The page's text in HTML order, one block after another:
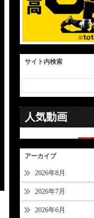
サイト内検索
人気動画
アーカイブ
2026年8月
2026年7月
2026年6月